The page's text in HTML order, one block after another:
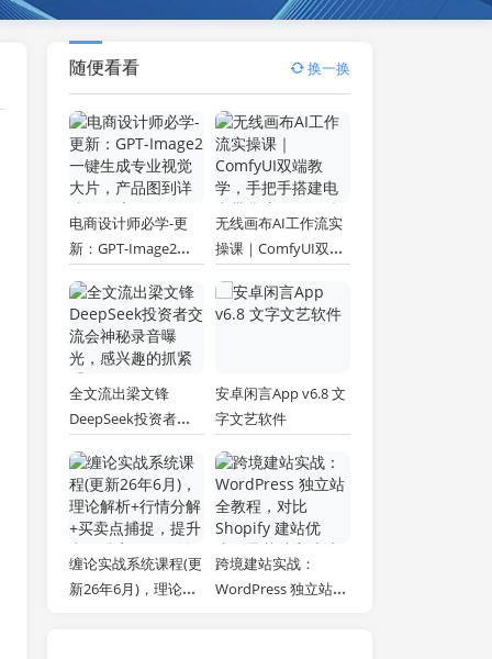
随便看看 换一换
电商设计师必学-更
新：GPT-Image2一
片，产品图到详情页
全流程
无线画布AI工作流实
操课｜ComfyUI双端
商带货流程，一键批
量产出图文短视频素
全文流出梁文锋
DeepSeek投资者交
感兴趣的抓紧看
安卓闲言App v6.8 文
字文艺软件
缠论实战系统课程(更
新26年6月)，理论解
跨境建站实战：
WordPress 独立站全